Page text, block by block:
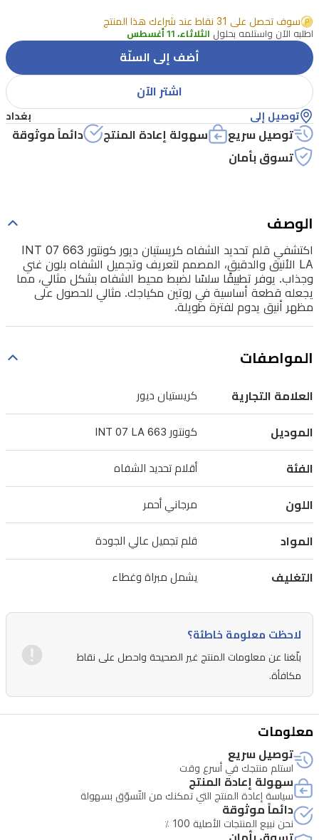
INT
07
LA
الأنيق
والدقيق،
المصمم
لتعريف
وتجميل
الشفاه
وجذاب.
يوفر
تطبيقًا
سلسًا
لضبط
الشفاه
مثالي،
قطعة
أساسية
في
مكياجك.
مثالي
على
مظهر
أنيق
يدوم
لفترة
سوف تحصل على 31 نقاط عند شراءك هذا المنتج
اطلبه الآن واستلمه بحلول الثلاثاء، 11 أغسطس
أضف إلى السلّة
اشتر الآن
توصيل إلى بغداد
توصيل سريع سهولة إعادة المنتج
دائماً موثوقة
تسوق بأمان
الوصف
اكتشفي قلم تحديد الشفاه كريستيان ديور كونتور 663 INT 07
LA الأنيق والدقيق، المصمم لتعريف وتجميل الشفاه بلون غني
وجذاب. يوفر تطبيقًا سلسًا لضبط محيط الشفاه بشكل مثالي، مما
يجعله قطعة أساسية في روتين مكياجك. مثالي للحصول على
مظهر أنيق يدوم لفترة طويلة.
المواصفات
العلامة التجارية كريستيان ديور
الموديل كونتور 663 INT 07 LA
الفئة أقلام تحديد الشفاه
اللون مرجاني أحمر
المواد قلم تجميل عالي الجودة
التغليف يشمل مبراة وغطاء
لاحظت معلومة خاطئة؟
بلّغنا عن معلومات المنتج غير الصحيحة واحصل على نقاط
مكافأة.
معلومات
توصيل سريع
استلم منتجك في أسرع وقت
سهولة إعادة المنتج
سياسة إعادة المنتج التي تمكنك من التّسوّق بسهولة
دائماً موثوقة
نحن نبيع المنتجات الأصلية 100 ٪